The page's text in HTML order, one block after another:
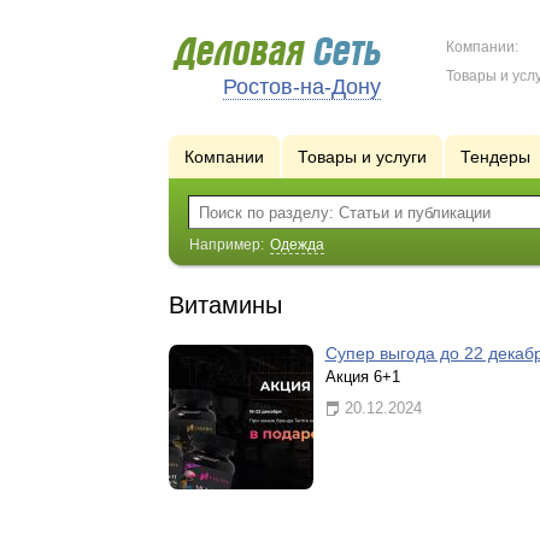
Ростов-на-Дону
Компании:
Товары и
Компании Товары и услуги Тендеры
Например: Одежда
Витамины
Супер выгода до 22
Акция 6+1
20.12.2024